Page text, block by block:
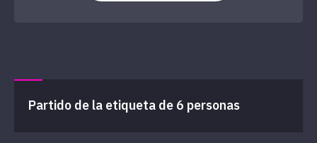
Partido de la etiqueta de 6 personas